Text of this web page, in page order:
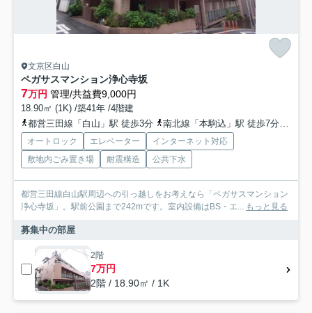
文京区白山
ペガサスマンション浄心寺坂
7万円 管理/共益費9,000円
18.90㎡ (1K) /築41年 /4階建
都営三田線「白山」駅 徒歩3分
南北線「本駒込」駅 徒歩7分
オートロック エレベーター
インターネット対応
敷地内ごみ置き場
耐震構造 公共下水
都営三田線白山駅周辺への引っ越しをお考えなら「ペガサスマンション
浄心寺坂」。駅前公園まで242mです。室内設備はBS・エ...
もっと見る
募集中の部屋
2階
7万円
2階 / 18.90㎡ / 1K